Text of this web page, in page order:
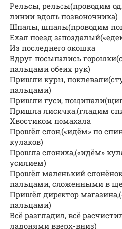
Рельсы, рельсы(проводим
линии вдоль позвоночника)
Шпалы, шпалы(проводим
Ехал поезд
Из последнего окошка
Вдруг посыпались
пальцами обеих рук)
Пришли куры,
пальцами)
Пришли гуси,
Пришла лисичка,(гладим
Хвостиком помахала
Прошёл слон,(«идём» по
кулаков)
Прошла слониха,(«идём»
усилием)
Прошёл маленький
пальцами, сложенными в
Пришёл директор
пальцами)
Всё разгладил, всё
ладонями вверх-вниз)